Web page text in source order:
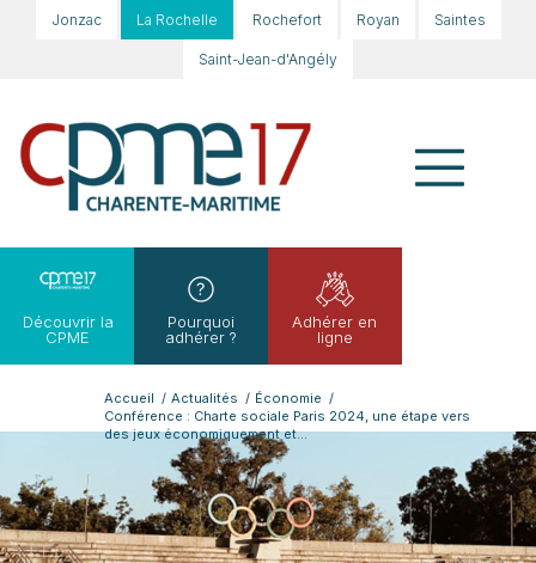
Jonzac La Rochelle Rochefort Royan Saintes
Saint-Jean-d'Angély
Découvrir la
CPME
Pourquoi
adhérer ?
Adhérer en
ligne
Accueil / Actualités / Économie /
Conférence : Charte sociale Paris 2024, une étape vers
des jeux économiquement et...